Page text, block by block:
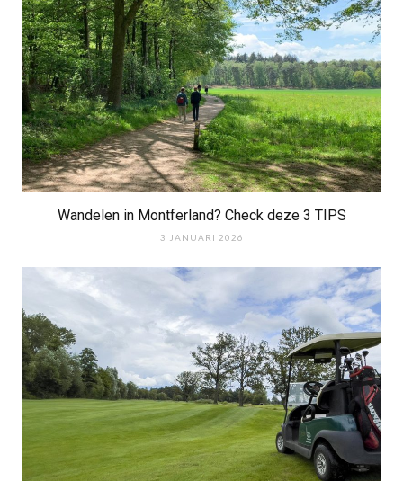
Wandelen in Montferland? Check deze 3 TIPS
3 JANUARI 2026